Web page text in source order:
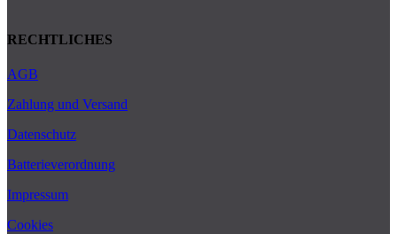
RECHTLICHES
AGB
Zahlung und Versand
Datenschutz
Batterieverordnung
Impressum
Cookies